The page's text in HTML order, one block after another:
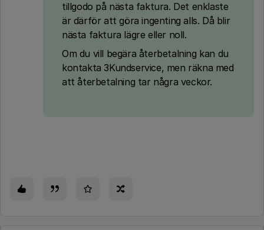
tillgodo på nästa faktura. Det enklaste
är därför att göra ingenting alls. Då blir
nästa faktura lägre eller noll.
Om du vill begära återbetalning kan du
kontakta 3Kundservice, men räkna med
att återbetalning tar några veckor.